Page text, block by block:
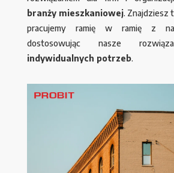
branży mieszkaniowej. Znajdziesz
pracujemy ramię w ramię z
dostosowując nasze
indywidualnych potrzeb.